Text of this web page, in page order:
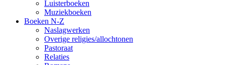
Luisterboeken
Muziekboeken
Boeken N-Z
Naslagwerken
Overige religies/allochtonen
Pastoraat
Relaties